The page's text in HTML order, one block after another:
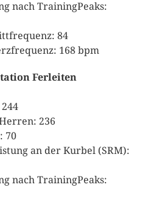
nach TrainingPeaks:
84
168 bpm
Ferleiten
236
70
an der Kurbel (SRM):
nach TrainingPeaks: